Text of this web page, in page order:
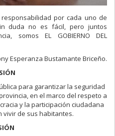
por cada uno de
duda no es fácil, pero juntos
somos EL GOBIERNO DEL
Esperanza Bustamante Briceño.
para garantizar la seguridad
en el marco del respeto a
y la participación ciudadana
vivir de sus habitantes.